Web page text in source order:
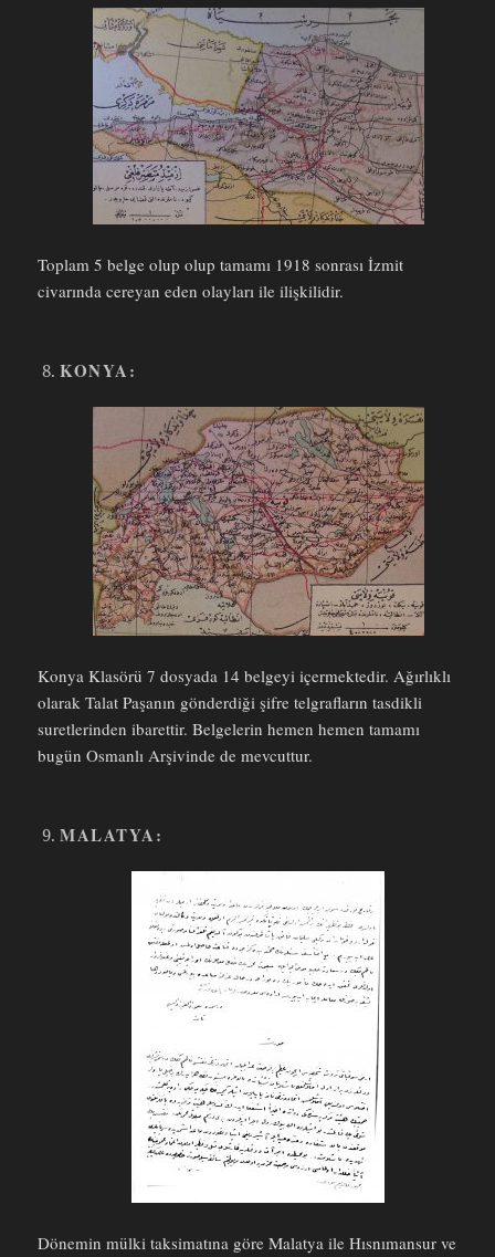
Toplam 5 belge olup olup tamamı 1918 sonrası İzmit
civarında cereyan eden olayları ile ilişkilidir.
KONYA:
Konya Klasörü 7 dosyada 14 belgeyi içermektedir. Ağırlıklı
olarak Talat Paşanın gönderdiği şifre telgrafların tasdikli
suretlerinden ibarettir. Belgelerin hemen hemen tamamı
bugün Osmanlı Arşivinde de mevcuttur.
MALATYA:
Dönemin mülki taksimatına göre Malatya ile Hısnımansur ve